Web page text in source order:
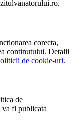
corecta,
continutului. Detalii
de cookie-uri.
de
va fi publicata